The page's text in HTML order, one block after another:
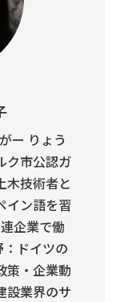
ー りょう
ク市公認ガ
木技術者と
イン語を習
企業で働
ドイツの
策・企業動
設業界のサ